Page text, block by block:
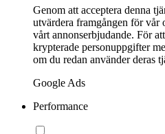
Genom att acceptera denna
utvärdera framgången för vår
vårt annonserbjudande. För
krypterade personuppgifter
om du redan använder deras
Google Ads
Performance